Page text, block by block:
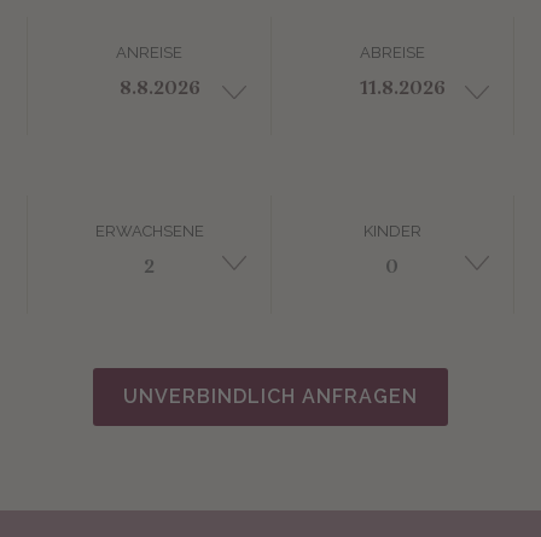
ANREISE ABREISE
ERWACHSENE KINDER
UNVERBINDLICH ANFRAGEN